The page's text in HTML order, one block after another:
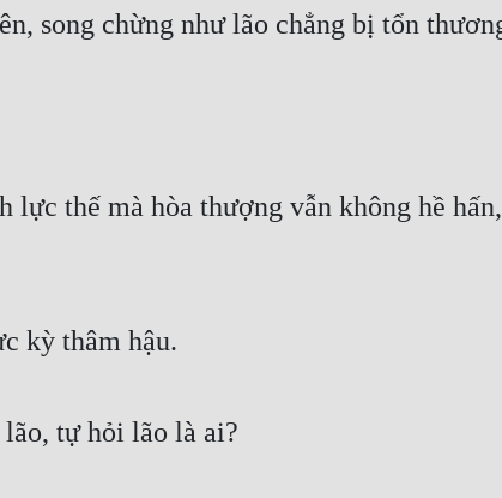
song chừng như lão chẳng bị tổn
lực thế mà hòa thượng vẫn không hề
kỳ thâm hậu.
tự hỏi lão là ai?